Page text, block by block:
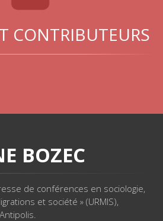
CONTRIBUTEURS
BOZEC
de conférences en sociologie,
et société » (URMIS),